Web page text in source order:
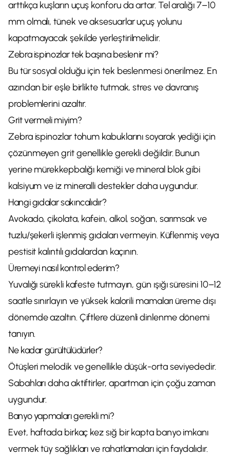
arttıkça kuşların uçuş konforu da artar. Tel aralığı 7–10
mm olmalı, tünek ve aksesuarlar uçuş yolunu
kapatmayacak şekilde yerleştirilmelidir.
Zebra ispinozlar tek başına beslenir mi?
Bu tür sosyal olduğu için tek beslenmesi önerilmez. En
azından bir eşle birlikte tutmak, stres ve davranış
problemlerini azaltır.
Grit vermeli miyim?
Zebra ispinozlar tohum kabuklarını soyarak yediği için
çözünmeyen grit genellikle gerekli değildir. Bunun
yerine mürekkepbalığı kemiği ve mineral blok gibi
kalsiyum ve iz mineralli destekler daha uygundur.
Hangi gıdalar sakıncalıdır?
Avokado, çikolata, kafein, alkol, soğan, sarımsak ve
tuzlu/şekerli işlenmiş gıdaları vermeyin. Küflenmiş veya
pestisit kalıntılı gıdalardan kaçının.
Üremeyi nasıl kontrol ederim?
Yuvalığı sürekli kafeste tutmayın, gün ışığı süresini 10–12
saatle sınırlayın ve yüksek kalorili mamaları üreme dışı
dönemde azaltın. Çiftlere düzenli dinlenme dönemi
tanıyın.
Ne kadar gürültülüdürler?
Ötüşleri melodik ve genellikle düşük-orta seviyededir.
Sabahları daha aktiftirler, apartman için çoğu zaman
uygundur.
Banyo yapmaları gerekli mi?
Evet, haftada birkaç kez sığ bir kapta banyo imkanı
vermek tüy sağlıkları ve rahatlamaları için faydalıdır.